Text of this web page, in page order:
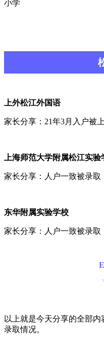
小学
上外松江外国语
家长分享：21年3月入户被
上海师范大学附属松江实
家长分享：人户一致被录取
东华附属实验学校
家长分享：人户一致被录取
以上就是今天分享的全部
录取情况。